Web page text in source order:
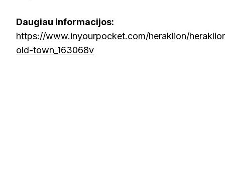
Daugiau informacijos:
https://www.inyourpocket.com/heraklion/
old-town_163068v